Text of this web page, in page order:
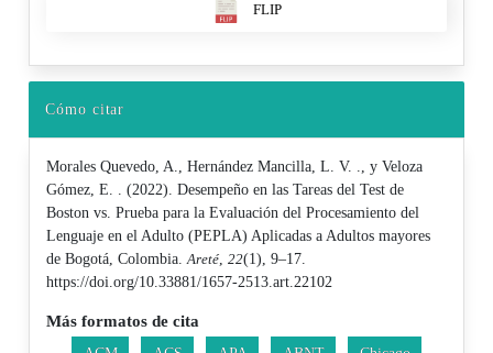
FLIP
Cómo citar
Morales Quevedo, A., Hernández Mancilla, L. V. ., y Veloza
Gómez, E. . (2022). Desempeño en las Tareas del Test de
Boston vs. Prueba para la Evaluación del Procesamiento del
Lenguaje en el Adulto (PEPLA) Aplicadas a Adultos mayores
de Bogotá, Colombia.Areté ,22(1), 9–17.
https://doi.org/10.33881/1657-2513.art.22102
Más formatos de cita